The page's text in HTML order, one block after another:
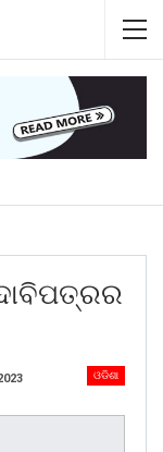
ଓଡିଶା